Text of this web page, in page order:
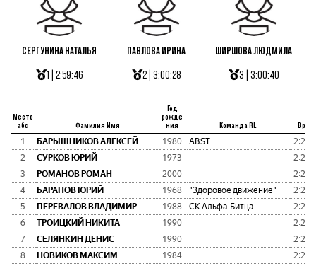
СЕРГУНИНА НАТАЛЬЯ
1 | 2:59:46
ПАВЛОВА ИРИНА
2 | 3:00:28
ШИРШОВА ЛЮДМИЛА
3 | 3:00:40
Место
абс
Фамилия Имя
Год
рожде
ния
Команда RL
1 БАРЫШНИКОВ АЛЕКСЕЙ 1980 ABST
2
СУРКОВ ЮРИЙ 1973
3
РОМАНОВ РОМАН 2000
4
БАРАНОВ ЮРИЙ 1968 "Здоровое движение"
5
ПЕРЕВАЛОВ ВЛАДИМИР 1988 СК Альфа-Битца
6
ТРОИЦКИЙ НИКИТА 1990
7
СЕЛЯНКИН ДЕНИС 1990
8
НОВИКОВ МАКСИМ 1984